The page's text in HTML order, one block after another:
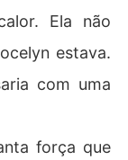
Ela não
estava.
com uma
força que